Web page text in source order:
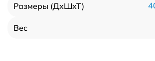
Размеры (ДхШхТ)
Вес